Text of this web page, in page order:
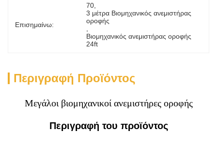
Επισημαίνω:
70
3 μέτρα Βιομηχανικός ανεμιστήρας
οροφής
Βιομηχανικός ανεμιστήρας οροφής
24ft
Περιγραφή Προϊόντος
Μεγάλοι βιομηχανικοί ανεμιστήρες οροφής
Περιγραφή του προϊόντος